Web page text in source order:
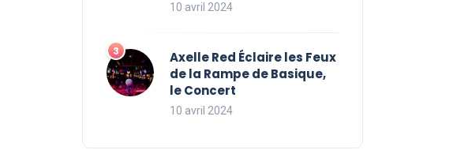
10 avril 2024
Axelle Red Éclaire les Feux
de la Rampe de Basique,
le Concert
10 avril 2024